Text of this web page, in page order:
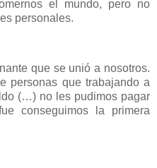
el mundo, pero no
personales.
que se unió a nosotros.
personas que trabajando a
(…) no les pudimos pagar
conseguimos la primera